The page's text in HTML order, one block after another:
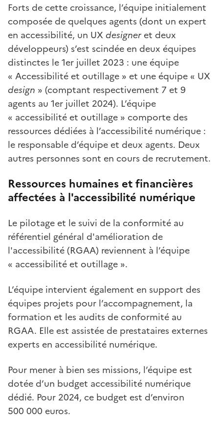
Forts de cette croissance, l’équipe initialement
composée de quelques agents (dont un expert
en accessibilité, un UX designeret deux
développeurs) s’est scindée en deux équipes
distinctes le 1er juillet 2023 : une équipe
« Accessibilité et outillage » et une équipe « UX
design » (comptant respectivement 7 et 9
agents au 1er juillet 2024). L’équipe
« accessibilité et outillage » comporte des
ressources dédiées à l’accessibilité numérique :
le responsable d’équipe et deux agents. Deux
autres personnes sont en cours de recrutement.
Ressources humaines et financières
affectées à l'accessibilité numérique
Le pilotage et le suivi de la conformité au
référentiel général d'amélioration de
l'accessibilité (RGAA) reviennent à l’équipe
« accessibilité et outillage ».
L’équipe intervient également en support des
équipes projets pour l’accompagnement, la
formation et les audits de conformité au
RGAA. Elle est assistée de prestataires externes
experts en accessibilité numérique.
Pour mener à bien ses missions, l’équipe est
dotée d’un budget accessibilité numérique
dédié. Pour 2024, ce budget est d’environ
500 000 euros.